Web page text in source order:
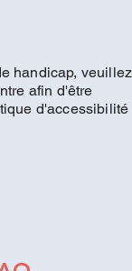
handicap, veuillez
afin d'être
d'accessibilité